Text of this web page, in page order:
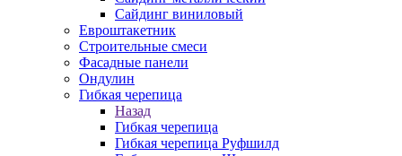
Сайдинг виниловый
Евроштакетник
Строительные смеси
Фасадные панели
Ондулин
Гибкая черепица
Назад
Гибкая черепица
Гибкая черепица Руфшилд